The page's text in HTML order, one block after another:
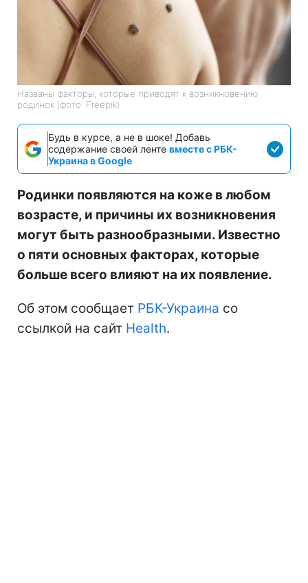
Названы факторы, которые приводят к возникновению
родинок (фото: Freepik)
Будь в курсе, а не в шоке! Добавь
содержание своей ленте вместе с РБК-
Украина в Google
Родинки появляются на коже в любом
возрасте, и причины их возникновения
могут быть разнообразными. Известно
о пяти основных факторах, которые
больше всего влияют на их появление.
Об этом сообщает РБК-Украина со
ссылкой на сайт Health.